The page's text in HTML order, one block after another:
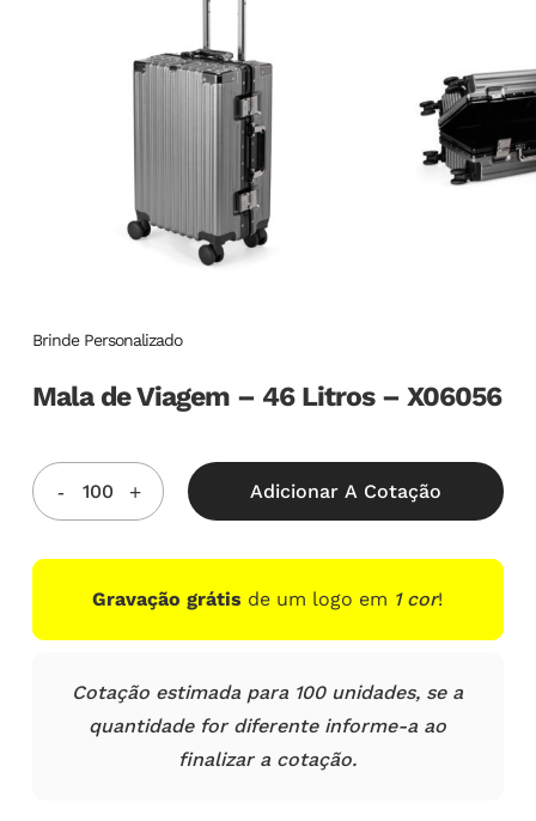
Brinde Personalizado
Mala de Viagem – 46 Litros – X06056
Adicionar A Cotação
Gravação grátis de um logo em 1 cor!
Cotação estimada para 100 unidades, se a
quantidade for diferente informe-a ao
finalizar a cotação.